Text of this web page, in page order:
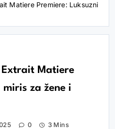
Matiere Premiere: Luksuzni
Extrait Matiere
miris za žene i
0 3 Mins